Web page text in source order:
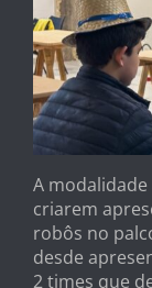
A
criarem
robôs no
desde
2 times que